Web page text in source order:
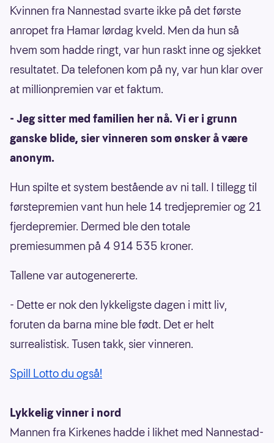
Kvinnen fra Nannestad svarte ikke på det første
anropet fra Hamar lørdag kveld. Men da hun så
hvem som hadde ringt, var hun raskt inne og sjekket
resultatet. Da telefonen kom på ny, var hun klar over
at millionpremien var et faktum.
- Jeg sitter med familien her nå. Vi er i grunn
ganske blide, sier vinneren som ønsker å være
anonym.
Hun spilte et system bestående av ni tall. I tillegg til
førstepremien vant hun hele 14 tredjepremier og 21
fjerdepremier. Dermed ble den totale
premiesummen på 4 914 535 kroner.
Tallene var autogenererte.
- Dette er nok den lykkeligste dagen i mitt liv,
foruten da barna mine ble født. Det er helt
surrealistisk. Tusen takk, sier vinneren.
Spill Lotto du også!
Lykkelig vinner i nord
Mannen fra Kirkenes hadde i likhet med Nannestad-